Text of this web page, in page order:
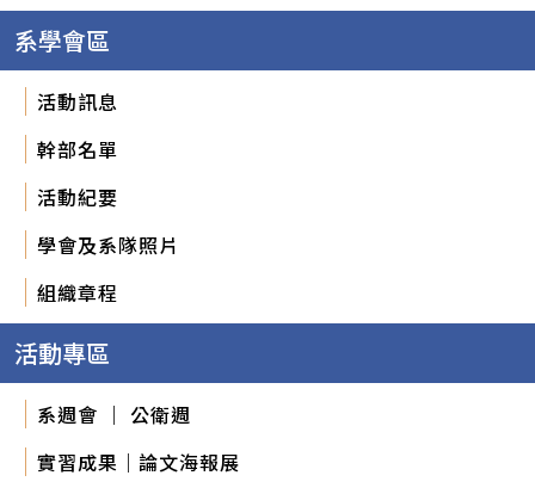
系學會區
活動訊息
幹部名單
活動紀要
學會及系隊照片
組織章程
活動專區
系週會 ｜ 公衛週
實習成果｜論文海報展